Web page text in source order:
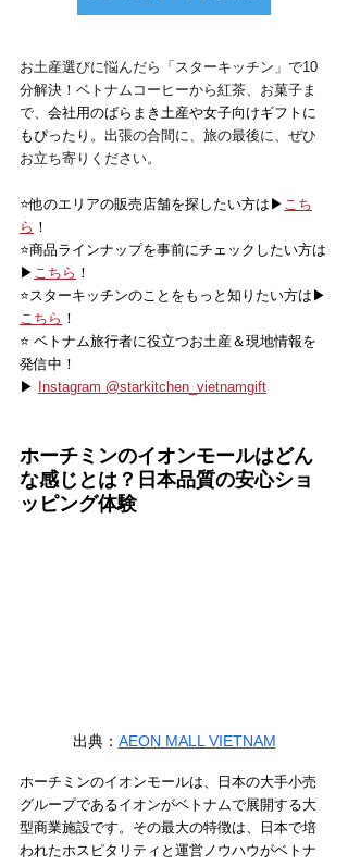
お土産選びに悩んだら「スターキッチン」で10
分解決！ベトナムコーヒーから紅茶、お菓子ま
で、 会社用のばらまき土産や女子向けギフトに
もぴったり。 出張の合間に、旅の最後に、ぜひ
お立ち寄りください。
⭐️他のエリアの販売店舗を探したい方は▶ こち
ら ！
⭐️商品ラインナップを事前にチェックしたい方は
▶ こちら ！
⭐️スターキッチンのことをもっと知りたい方は▶
こちら ！
⭐️ ベトナム旅行者に役立つお土産＆現地情報を
発信中！
▶
Instagram @starkitchen_vietnamgift
ホーチミンのイオンモールはどん
な感じとは？日本品質の安心ショ
ッピング体験
出典： AEON MALL VIETNAM
ホーチミンのイオンモールは、日本の大手小売
グループであるイオンがベトナムで展開する大
型商業施設です。その最大の特徴は、日本で培
われたホスピタリティと運営ノウハウがベトナ